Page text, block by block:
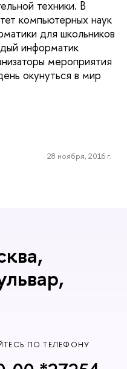
техники. В
компьютерных наук
для школьников
информатик
мероприятия
окунуться в мир
28 ноября, 2016 г.
ПО ТЕЛЕФОНУ